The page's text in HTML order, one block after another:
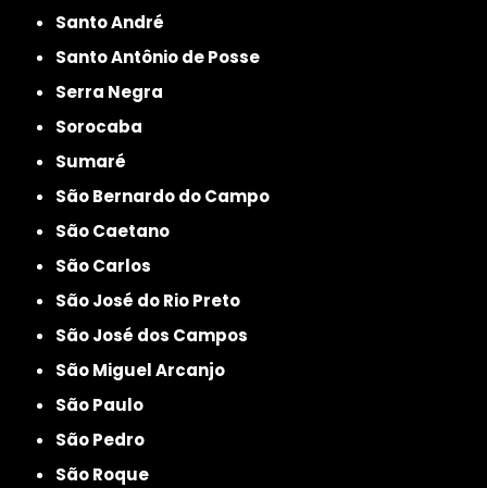
Santo André
Santo Antônio de Posse
Serra Negra
Sorocaba
Sumaré
São Bernardo do Campo
São Caetano
São Carlos
São José do Rio Preto
São José dos Campos
São Miguel Arcanjo
São Paulo
São Pedro
São Roque